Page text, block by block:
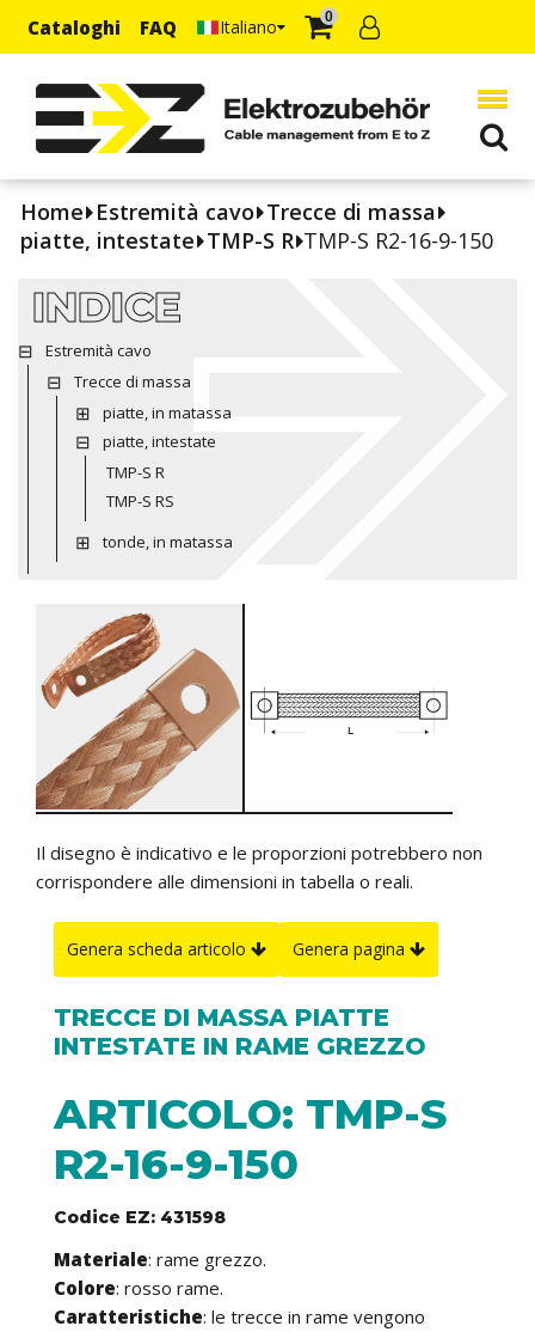
Cataloghi FAQ Italiano 0
Home Estremità cavo Trecce di massa
piatte, intestate TMP-S R TMP-S R2-16-9-150
INDICE
Estremità cavo
Trecce di massa
piatte, in matassa
piatte, intestate
TMP-S R
TMP-S RS
tonde, in matassa
Il disegno è indicativo e le proporzioni potrebbero non
corrispondere alle dimensioni in tabella o reali.
Genera scheda articolo Genera pagina
TRECCE DI MASSA PIATTE
INTESTATE IN RAME GREZZO
ARTICOLO: TMP-S
R2-16-9-150
Codice EZ: 431598
Materiale: rame grezzo.
Colore: rosso rame.
Caratteristiche: le trecce in rame vengono